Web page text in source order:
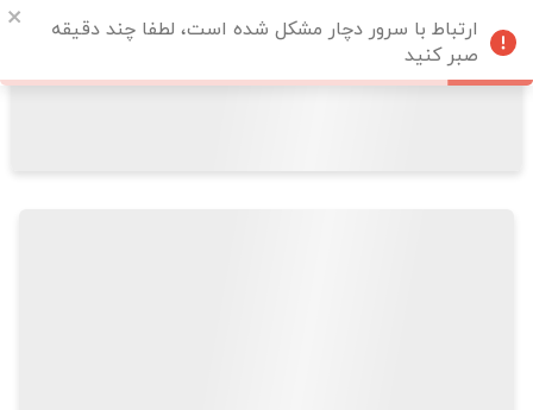
ارتباط با سرور دچار مشکل شده است، لطفا چند دقیقه
صبر کنید